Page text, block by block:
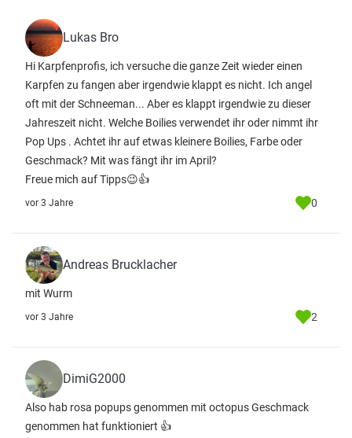
Lukas Bro
Hi Karpfenprofis, ich versuche die ganze Zeit wieder einen
Karpfen zu fangen aber irgendwie klappt es nicht. Ich angel
oft mit der Schneeman... Aber es klappt irgendwie zu dieser
Jahreszeit nicht. Welche Boilies verwendet ihr oder nimmt ihr
Pop Ups . Achtet ihr auf etwas kleinere Boilies, Farbe oder
Geschmack? Mit was fängt ihr im April?
Freue mich auf Tipps😉👍
vor 3 Jahre 0
Andreas Brucklacher
mit Wurm
vor 3 Jahre 2
DimiG2000
Also hab rosa popups genommen mit octopus Geschmack
genommen hat funktioniert 👍